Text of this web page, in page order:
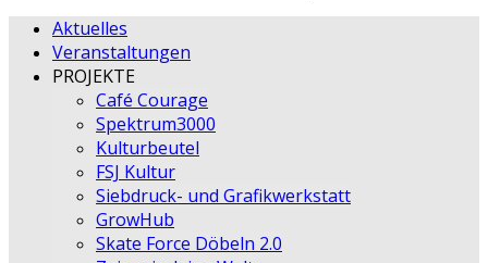
Aktuelles
Veranstaltungen
PROJEKTE
Café Courage
Spektrum3000
Kulturbeutel
FSJ Kultur
Siebdruck- und Grafikwerkstatt
GrowHub
Skate Force Döbeln 2.0